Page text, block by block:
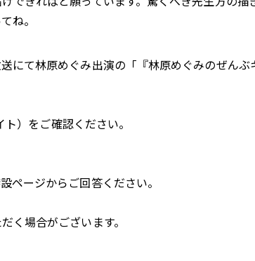
ね。
にて林原めぐみ出演の「『林原めぐみのぜん
）をご確認ください。
ページからご回答ください。
く場合がございます。